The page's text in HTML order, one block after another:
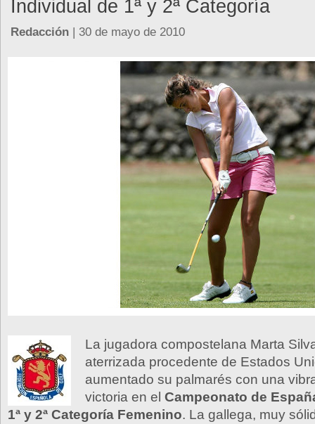
Individual de 1ª y 2ª Categoría
Redacción | 30 de mayo de 2010
La jugadora compostelana Marta
aterrizada procedente de Estados
aumentado su palmarés con una
victoria en el Campeonato de
1ª y 2ª Categoría Femenino. La gallega, muy